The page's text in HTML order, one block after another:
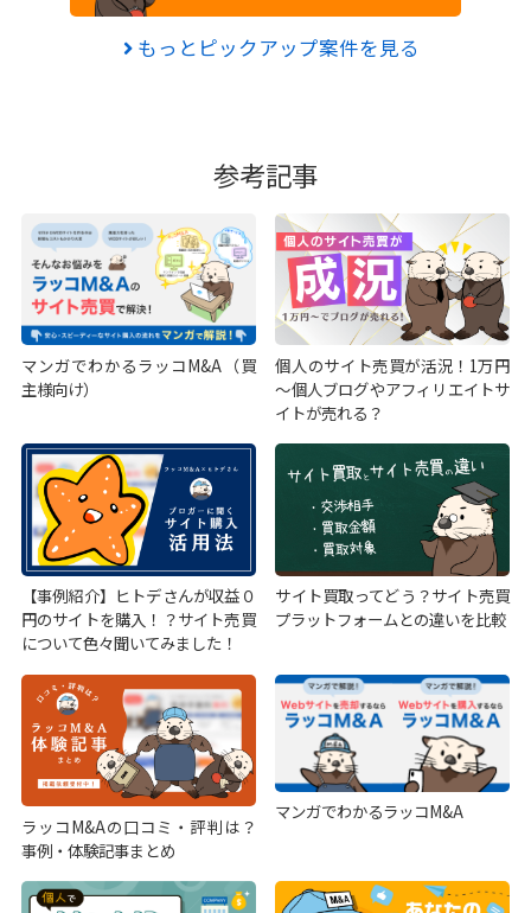
もっとピックアップ案件を見る
参考記事
マンガでわかるラッコM&A（買
主様向け）
個人のサイト売買が活況！1万円
～個人ブログやアフィリエイトサ
イトが売れる？
【事例紹介】ヒトデさんが収益０
円のサイトを購入！？サイト売買
について色々聞いてみました！
サイト買取ってどう？サイト売買
プラットフォームとの違いを比較
ラッコM&Aの口コミ・評判は？
事例・体験記事まとめ
マンガでわかるラッコM&A